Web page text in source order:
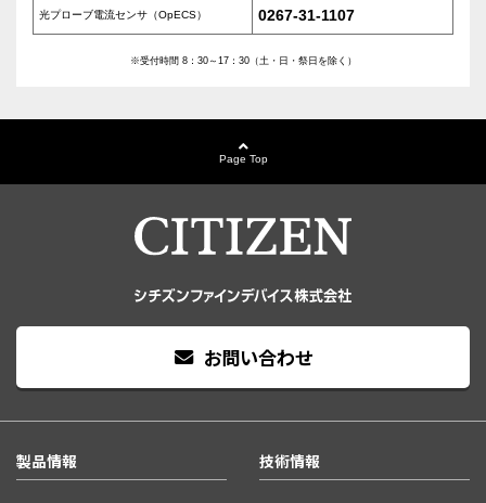
光プローブ電流センサ（OpECS） 0267-31-1107
※受付時間 8：30～17：30（土・日・祭日を除く）
Page Top
お問い合わせ
製品情報 技術情報